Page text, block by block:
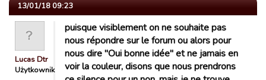
13/01/18 09:23
Lucas Dtr
Użytkownik
puisque visiblement on ne souhaite pas
nous répondre sur le forum ou alors pour
nous dire "Oui bonne idée" et ne jamais en
voir la couleur, disons que nous prendrons